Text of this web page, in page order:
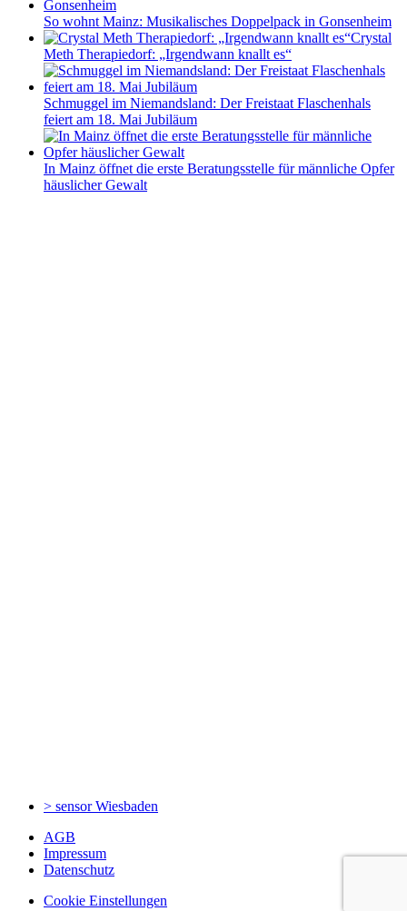
So wohnt Mainz: Musikalisches Doppelpack in Gonsenheim
Crystal
Meth Therapiedorf: „Irgendwann knallt es“
Schmuggel im Niemandsland: Der Freistaat Flaschenhals
feiert am 18. Mai Jubiläum
In Mainz öffnet die erste Beratungsstelle für männliche Opfer
häuslicher Gewalt
> sensorWiesbaden
AGB
Impressum
Datenschutz
Cookie Einstellungen